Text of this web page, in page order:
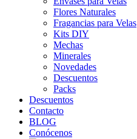
Flores Naturales
Fragancias para Velas
Kits DIY
Mechas
Minerales
Novedades
Descuentos
Packs
Descuentos
Contacto
BLOG
Conócenos